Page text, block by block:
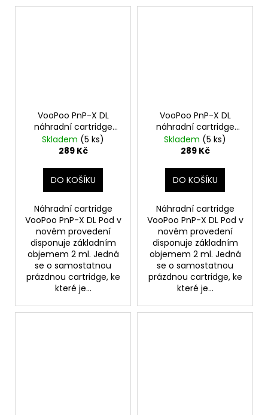
VooPoo PnP-X DL
náhradní cartridge
prázdná 2ml Silver 2ks
Skladem (5 ks)
289 Kč
DO KOŠÍKU
Náhradní cartridge
VooPoo PnP-X DL Pod v
novém provedení
disponuje základním
objemem 2 ml. Jedná
se o samostatnou
prázdnou cartridge, ke
které je...
VooPoo PnP-X DL
náhradní cartridge
prázdná 2ml Grey 2ks
Skladem (5 ks)
289 Kč
DO KOŠÍKU
Náhradní cartridge
VooPoo PnP-X DL Pod v
novém provedení
disponuje základním
objemem 2 ml. Jedná
se o samostatnou
prázdnou cartridge, ke
které je...